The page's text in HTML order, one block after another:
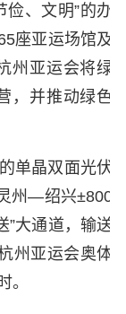
、文明”的办
座亚运场馆及
州亚运会将绿
，并推动绿色
单晶双面光伏
州—绍兴±800
”大通道，输送
州亚运会奥体
。